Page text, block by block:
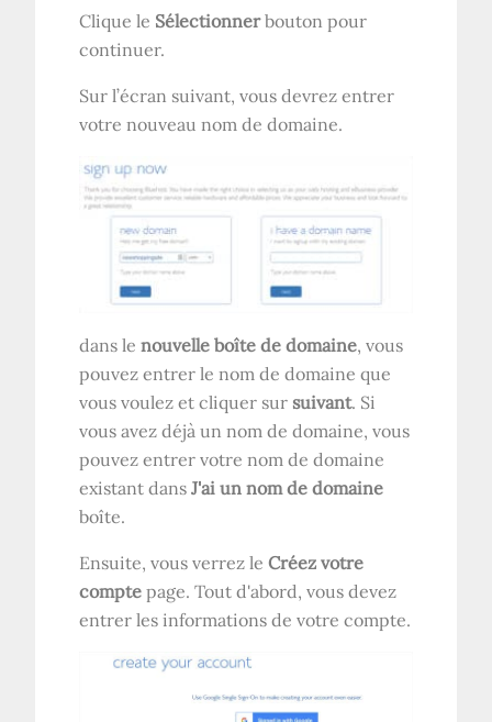
Clique le Sélectionnerbouton pour
continuer.
Sur l’écran suivant, vous devrez entrer
votre nouveau nom de domaine.
dans lenouvelle boîte de domaine, vous
pouvez entrer le nom de domaine que
vous voulez et cliquer sur suivant. Si
vous avez déjà un nom de domaine, vous
pouvez entrer votre nom de domaine
existant dansJ'ai un nom de domaine
boîte.
Ensuite, vous verrez leCréez votre
compte page. Tout d'abord, vous devez
entrer les informations de votre compte.